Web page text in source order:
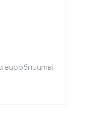
виробництві.